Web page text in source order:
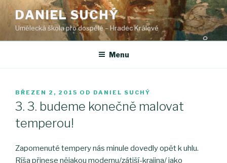
Přejít
obsahu
webu
DANIEL SUCHÝ
Umělecká škola pro dospělé – Hradec Králové
Menu
PUBLIKOVÁNO
BŘEZEN 2, 2015 OD DANIEL SUCHÝ
3. 3. budeme konečně malovat
temperou!
Zapomenuté tempery nás minule dovedly opět k uhlu.
Ríša přinese nějakou modernu/zátiší-krajina/ jako